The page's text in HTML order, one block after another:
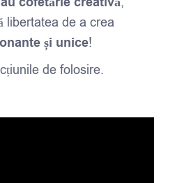
libertatea de a crea
și unice!
de folosire.